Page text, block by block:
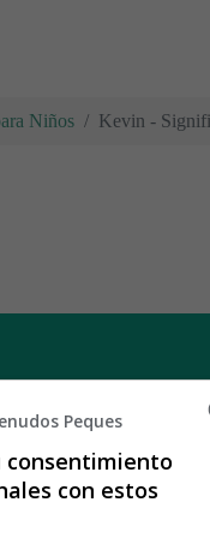
Niños Kevin -
Peques
consentimiento
con estos